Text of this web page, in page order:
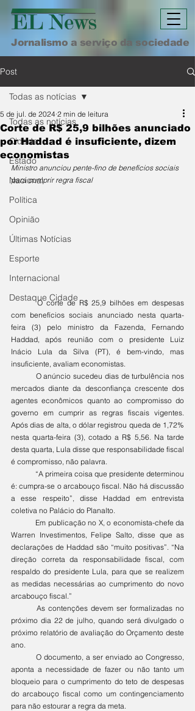
Jornalismo a serviço da sociedade
Post
Todas as notícias
Cidade
Estado
Nacional
Política
Opinião
Últimas Notícias
Esporte
Internacional
Destaque Cidade
Todas as notícias
Corte de R$ 25,9 bilhões anunciado
por Haddad é insuficiente, dizem
economistas
5 de jul. de 2024 2 min de leitura
Ministro anunciou pente-fino de benefícios sociais
para cumprir regra fiscal
	O corte de R$ 25,9 bilhões em despesas
com benefícios sociais anunciado nesta quarta-
feira (3) pelo ministro da Fazenda, Fernando
Haddad, após reunião com o presidente Luiz
Inácio Lula da Silva (PT), é bem-vindo, mas
insuficiente, avaliam economistas.
mercados diante da desconfiança crescente dos
agentes econômicos quanto ao compromisso do
governo em cumprir as regras fiscais vigentes.
Após dias de alta, o dólar registrou queda de 1,72%
nesta quarta-feira (3), cotado a R$ 5,56. Na tarde
desta quarta, Lula disse que responsabilidade fiscal
é compromisso, não palavra.
é: cumpra-se o arcabouço fiscal. Não há discussão
a esse respeito”, disse Haddad em entrevista
coletiva no Palácio do Planalto.
Warren Investimentos, Felipe Salto, disse que as
declarações de Haddad são “muito positivas”. “Na
direção correta da responsabilidade fiscal, com
respaldo do presidente Lula, para que se realizem
as medidas necessárias ao cumprimento do novo
arcabouço fiscal.”
próximo dia 22 de julho, quando será divulgado o
próximo relatório de avaliação do Orçamento deste
ano.
aponta a necessidade de fazer ou não tanto um
bloqueio para o cumprimento do teto de despesas
do arcabouço fiscal como um contingenciamento
para não estourar a regra da meta.